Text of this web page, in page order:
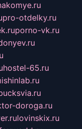
pro-otdelky.ru
porno-vk.ru
hostel-65.ru
doroga.ru
lovinskix.ru